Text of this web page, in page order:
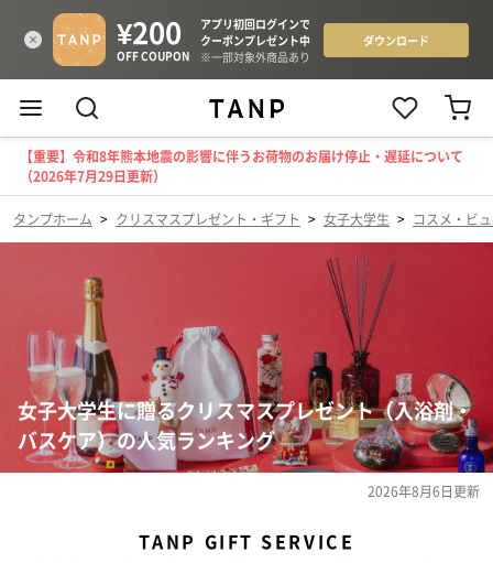
【重要】令和8年熊本地震の影響に伴うお荷物のお届け停止・遅延について
（2026年7月29日更新）
タンプホーム > クリスマスプレゼント・ギフト > 女子大学生 > コスメ・ビ
女子大学生に贈るクリスマスプレゼント（入浴剤・
バスケア）の人気ランキング
2026年8月6日更新
TANP GIFT SERVICE